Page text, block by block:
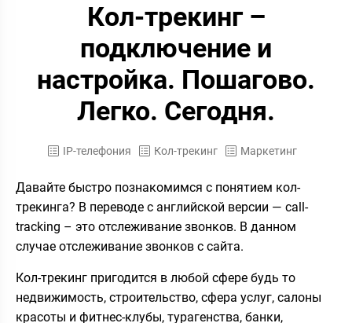
Кол-трекинг –
подключение и
настройка. Пошагово.
Легко. Сегодня.
IP-телефония Кол-трекинг Маркетинг
Давайте быстро познакомимся с понятием кол-
трекинга? В переводе с английской версии — call-
tracking – это отслеживание звонков. В данном
случае отслеживание звонков с сайта.
Кол-трекинг пригодится в любой сфере будь то
недвижимость, строительство, сфера услуг, салоны
красоты и фитнес-клубы, турагенства, банки,